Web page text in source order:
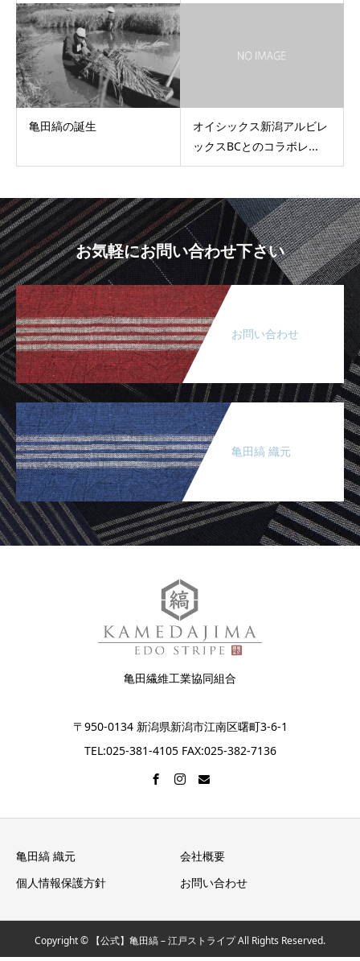
亀田縞の誕生
オイシックス新潟アルビレ
ックスBCとのコラボレ...
お気軽にお問い合わせ下さい
お問い合わせ
亀田縞 織元
亀田繊維工業協同組合
〒950-0134 新潟県新潟市江南区曙町3-6-1
TEL:025-381-4105 FAX:025-382-7136
亀田縞 織元
会社概要
個人情報保護方針
お問い合わせ
Copyright © 【公式】亀田縞 – 江戸ストライプ All Rights Reserved.
電話をかける お問い合わせ